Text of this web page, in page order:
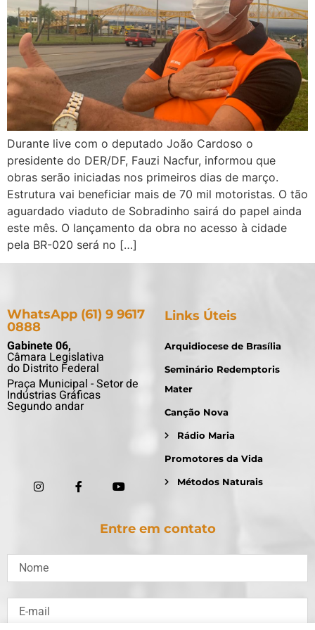
Durante live com o deputado João Cardoso o
presidente do DER/DF, Fauzi Nacfur, informou que
obras serão iniciadas nos primeiros dias de março.
Estrutura vai beneficiar mais de 70 mil motoristas. O tão
aguardado viaduto de Sobradinho sairá do papel ainda
este mês. O lançamento da obra no acesso à cidade
pela BR-020 será no […]
WhatsApp (61) 9 9617
0888
Gabinete 06,
Câmara Legislativa
do Distrito Federal
Praça Municipal - Setor de
Indústrias Gráficas
Segundo andar
Links Úteis
Arquidiocese de Brasília
Seminário Redemptoris
Mater
Canção Nova
Rádio Maria
Promotores da Vida
Métodos Naturais
Entre em contato